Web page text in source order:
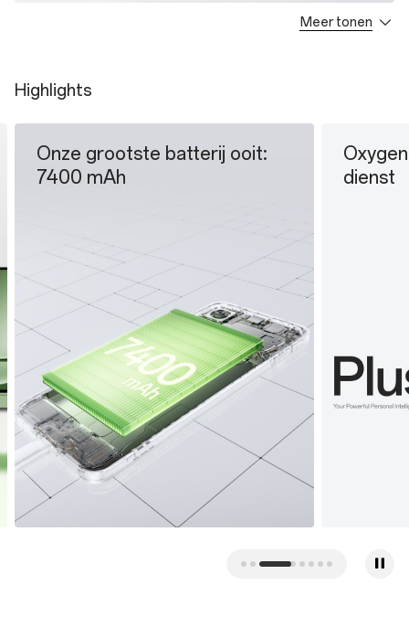
Quick Guide * 1
Meer tonen
Highlights
Onze grootste batterij ooit:
7400 mAh
dienst